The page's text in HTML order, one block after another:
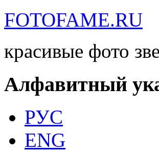
FOTOFAME.RU
красивые фото
Алфавитный
РУС
ENG